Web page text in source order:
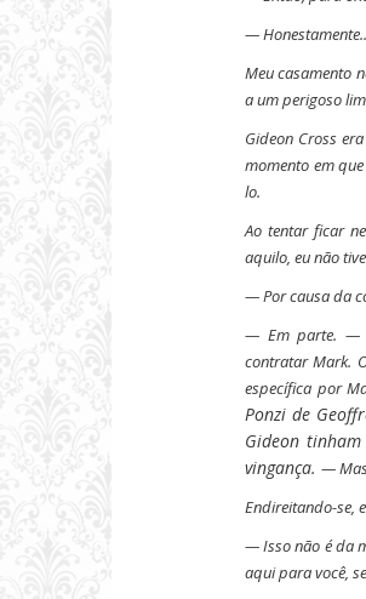
—
Meu casamento
a um perigoso
Gideon Cross
momento em
lo.
Ao tentar ficar
aquilo, eu não
— Por causa da
— Em parte.—
contratar Mark.
específica por
Ponzi de
Gideon
vingança. —
Endireitando-se,
— Isso não é da
aqui para você,